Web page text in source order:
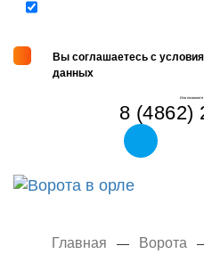
Вы соглашаетесь с
данных
Или позвоните
8 (4862)
Главная — Ворота